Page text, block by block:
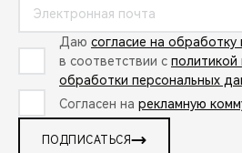
Даю согласие на
в соответствии с
обработки персональных
Согласен на рекламную
ПОДПИСАТЬСЯ